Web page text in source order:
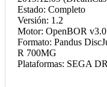
Estado: Completo
Versión: 1.2
Motor: OpenBOR
Formato: Pandus
R 700MG
Plataformas: SEGA